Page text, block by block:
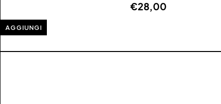
€28,00
AGGIUNGI